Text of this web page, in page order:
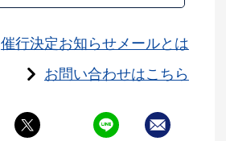
催行決定お知らせメールとは
お問い合わせはこちら